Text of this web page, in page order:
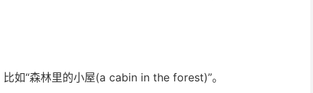
如“森林里的小屋(a cabin in the forest)”。